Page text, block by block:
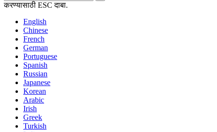
करण्यासाठी ESC दाबा.
English
Chinese
French
German
Portuguese
Spanish
Russian
Japanese
Korean
Arabic
Irish
Greek
Turkish